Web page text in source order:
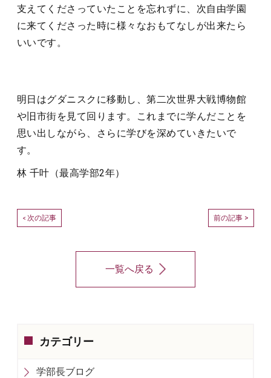
支えてくださっていたことを忘れずに、次自由学園
に来てくださった時に様々なおもてなしが出来たら
いいです。
明日はグダニスクに移動し、第二次世界大戦博物館
や旧市街を見て回ります。これまでに学んだことを
思い出しながら、さらに学びを深めていきたいで
す。
林 千叶（最高学部2年）
< 次の記事 前の記事 >
一覧へ戻る
カテゴリー
学部長ブログ